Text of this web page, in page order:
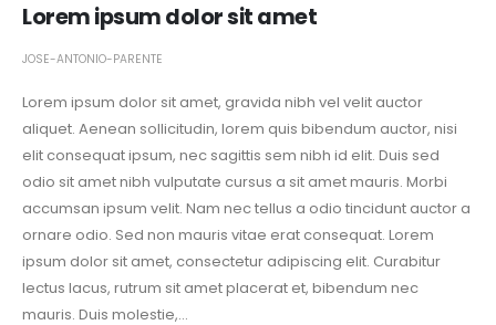
Lorem ipsum dolor sit amet
JOSE-ANTONIO-PARENTE
Lorem ipsum dolor sit amet, gravida nibh vel velit auctor
aliquet. Aenean sollicitudin, lorem quis bibendum auctor, nisi
elit consequat ipsum, nec sagittis sem nibh id elit. Duis sed
odio sit amet nibh vulputate cursus a sit amet mauris. Morbi
accumsan ipsum velit. Nam nec tellus a odio tincidunt auctor a
ornare odio. Sed non mauris vitae erat consequat. Lorem
ipsum dolor sit amet, consectetur adipiscing elit. Curabitur
lectus lacus, rutrum sit amet placerat et, bibendum nec
mauris. Duis molestie,...